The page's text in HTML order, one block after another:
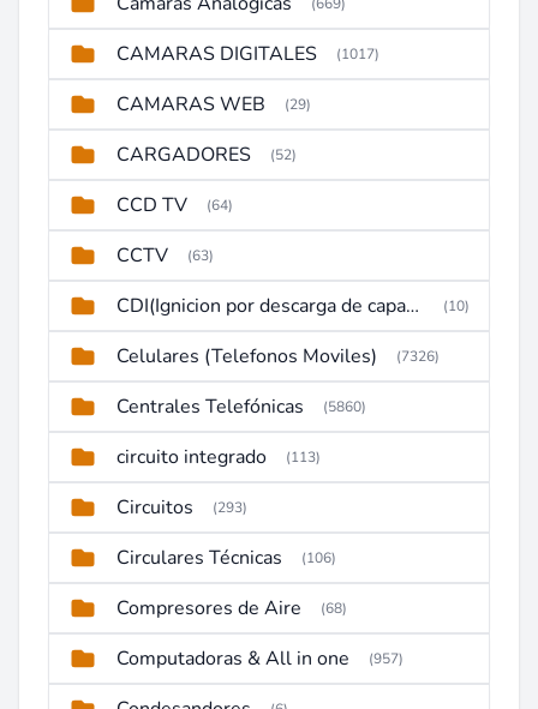
CAMARAS DIGITALES (1017)
CAMARAS WEB (29)
CARGADORES (52)
CCD TV (64)
CCTV (63)
CDI(Ignicion por descarga de capacitor) (10)
Celulares (Telefonos Moviles) (7326)
Centrales Telefónicas (5860)
circuito integrado (113)
Circuitos (293)
Circulares Técnicas (106)
Compresores de Aire (68)
Computadoras & All in one (957)